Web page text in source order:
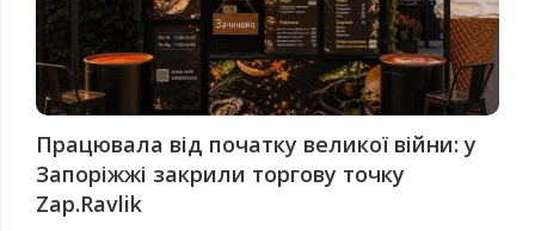
Працювала від початку великої війни: у
Запоріжжі закрили торгову точку
Zap.Ravlik